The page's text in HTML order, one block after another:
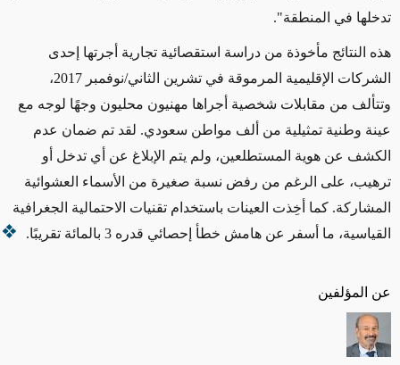
عن المؤلفين
تدخلها في المنطقة".
هذه النتائج مأخوذة من دراسة استقصائية تجارية أجرتها إحدى
الشركات الإقليمية المرموقة في تشرين الثاني/نوفمبر 2017،
وتتألف من مقابلات شخصية أجراها مهنيون محليون وجهًا لوجه مع
عينة وطنية تمثيلية من ألف مواطن سعودي. لقد تم ضمان عدم
الكشف عن هوية المستطلعين، ولم يتم الإبلاغ عن أي تدخل أو
ترهيب، على الرغم من رفض نسبة صغيرة من الأسماء العشوائية
المشاركة. كما أخِذت العينات باستخدام تقنيات الاحتمالية الجغرافية
القياسية، ما أسفر عن هامش خطأ إحصائي قدره 3 بالمائة تقريبًا.